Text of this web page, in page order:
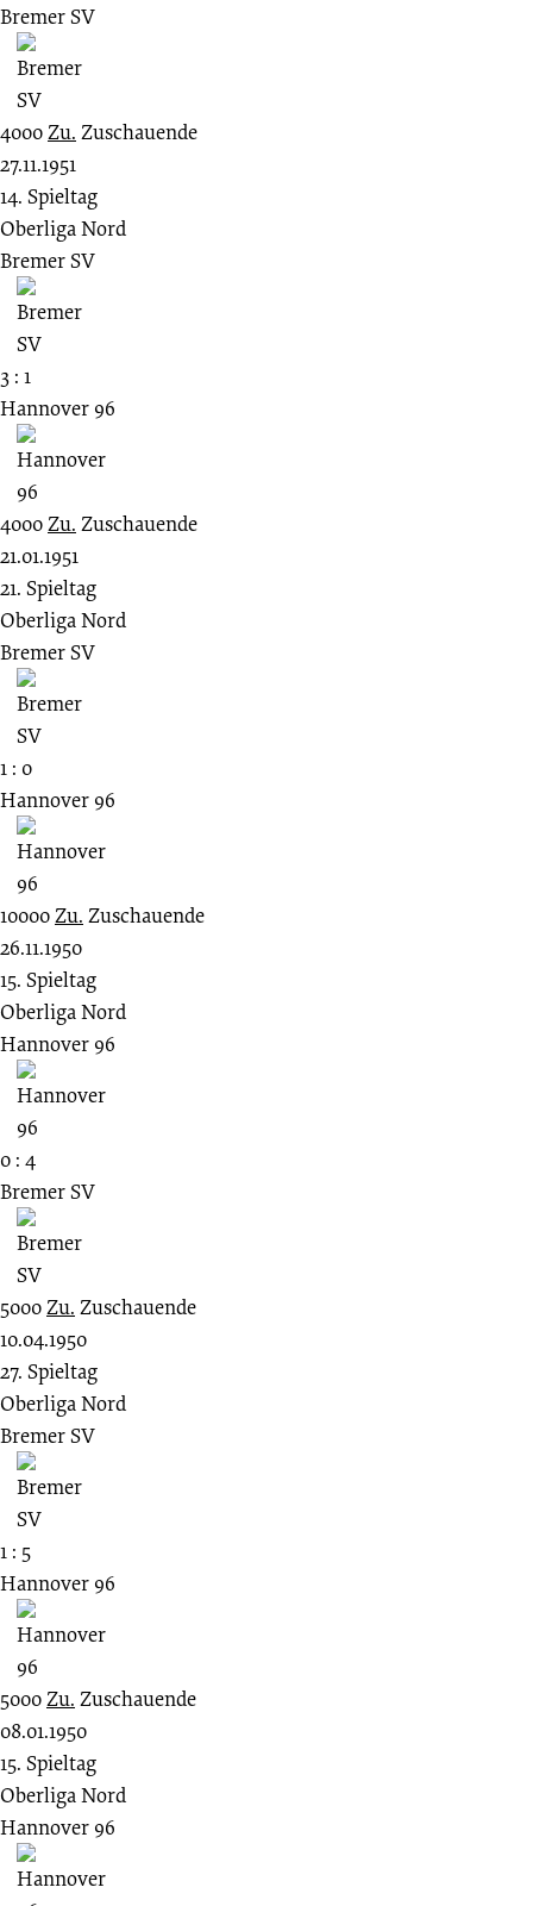
Bremer SV
4000Zu. Zuschauende
27.11.1951
14. Spieltag
Oberliga Nord
Bremer SV
3 : 1
Hannover 96
4000Zu. Zuschauende
21.01.1951
21. Spieltag
Oberliga Nord
Bremer SV
1 : 0
Hannover 96
10000Zu. Zuschauende
26.11.1950
15. Spieltag
Oberliga Nord
Hannover 96
0 : 4
Bremer SV
5000Zu. Zuschauende
10.04.1950
27. Spieltag
Oberliga Nord
Bremer SV
1 : 5
Hannover 96
5000Zu. Zuschauende
08.01.1950
15. Spieltag
Oberliga Nord
Hannover 96